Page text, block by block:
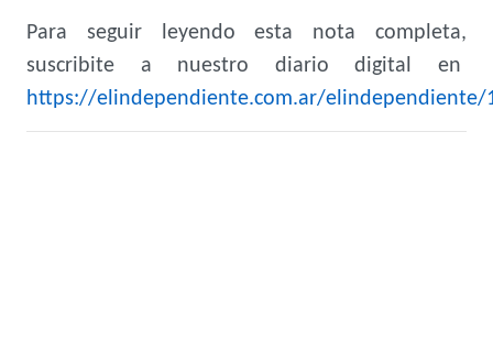
Para seguir leyendo esta nota completa,
suscribite a nuestro diario digital en
https://elindependiente.com.ar/elindependiente/